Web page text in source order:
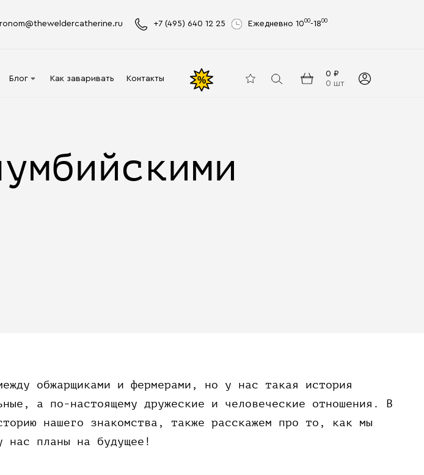
+7 (495) 640 12 25 Ежедневно 1000-1800
Блог Как заваривать Контакты %
0 ₽
0 шт
обжарщиками и фермерами, но у нас такая история
а по-настоящему дружеские и человеческие отношения. В
нашего знакомства, также расскажем про то, как мы
нас планы на будущее!